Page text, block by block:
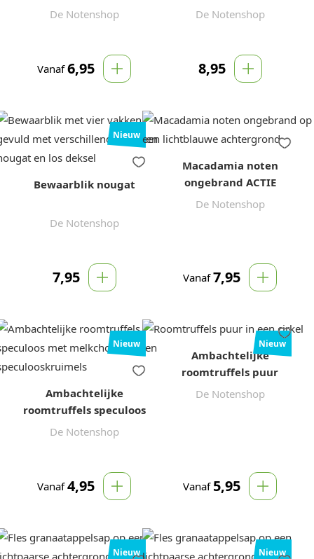
De Notenshop
Vanaf 6,95
De Notenshop
8,95
Nieuw
Bewaarblik nougat
De Notenshop
7,95
Macadamia noten
ongebrand ACTIE
De Notenshop
Vanaf 7,95
Nieuw
Ambachtelijke
roomtruffels speculoos
De Notenshop
Vanaf 4,95
Nieuw
Ambachtelijke
roomtruffels puur
De Notenshop
Vanaf 5,95
Nieuw Nieuw